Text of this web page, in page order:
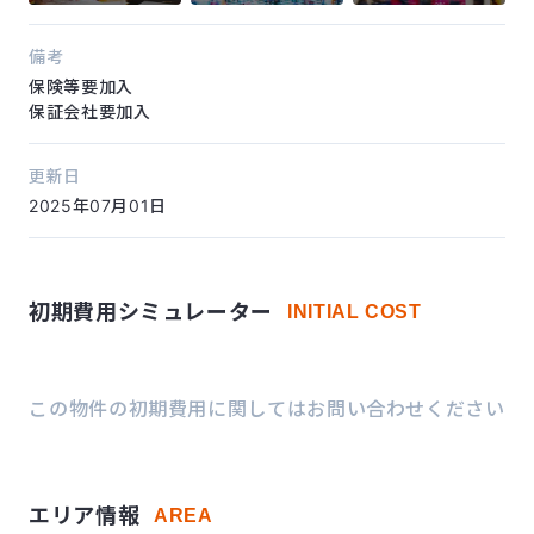
備考
保険等要加入
保証会社要加入
更新日
2025年07月01日
初期費用シミュレーター INITIAL COST
この物件の初期費用に関してはお問い合わせください
エリア情報 AREA